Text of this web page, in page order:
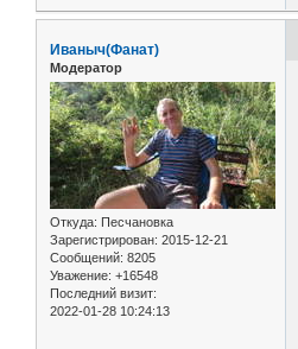
Иваныч(Фанат)
Модератор
Откуда: Песчановка
Зарегистрирован: 2015-12-21
Сообщений: 8205
Уважение: +16548
Последний визит:
2022-01-28 10:24:13